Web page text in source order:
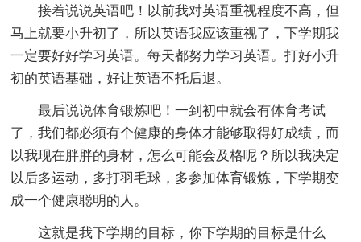
接着说说英语吧！以前我对英语重视程度不高，但
马上就要小升初了，所以英语我应该重视了，下学期我
一定要好好学习英语。每天都努力学习英语。打好小升
初的英语基础，好让英语不托后退。
最后说说体育锻炼吧！一到初中就会有体育考试
了，我们都必须有个健康的身体才能够取得好成绩，而
以我现在胖胖的身材，怎么可能会及格呢？所以我决定
以后多运动，多打羽毛球，多参加体育锻炼，下学期变
成一个健康聪明的人。
这就是我下学期的目标，你下学期的目标是什么